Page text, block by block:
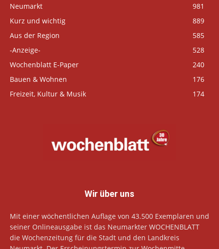
Neumarkt
981
Kurz und wichtig
889
Aus der Region
585
-Anzeige-
528
Wochenblatt E-Paper
240
Bauen & Wohnen
176
Freizeit, Kultur & Musik
174
Wir über uns
Mit einer wöchentlichen Auflage von 43.500 Exemplaren und
seiner Onlineausgabe ist das Neumarkter WOCHENBLATT
die Wochenzeitung für die Stadt und den Landkreis